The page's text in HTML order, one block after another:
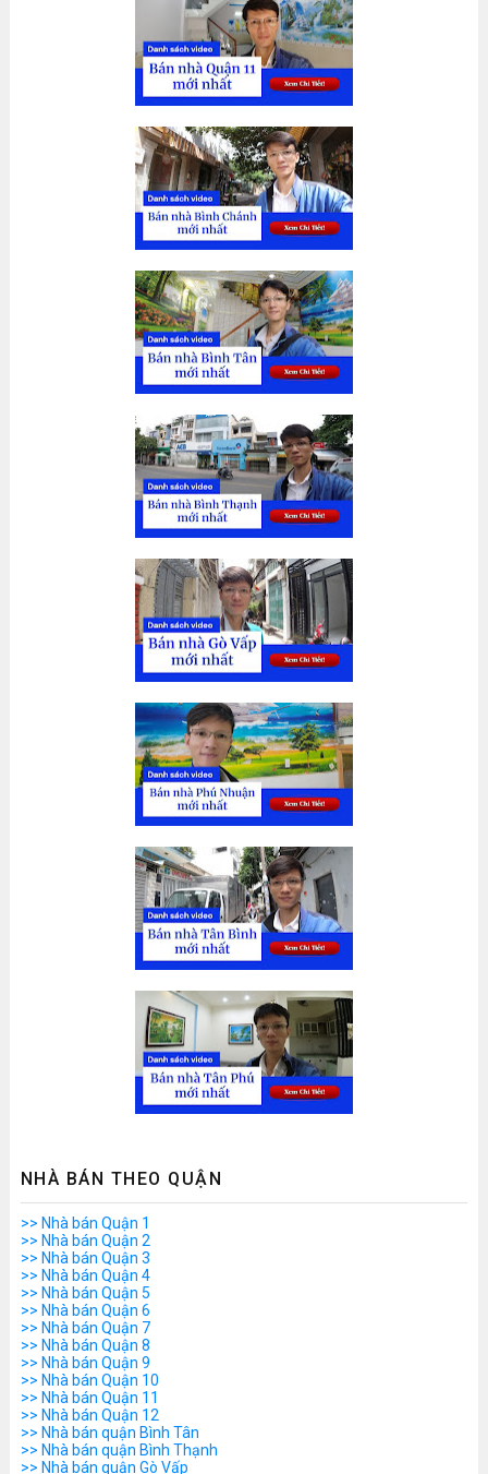
NHÀ BÁN THEO QUẬN
>> Nhà bán Quận 1
>> Nhà bán Quận 2
>> Nhà bán Quận 3
>> Nhà bán Quận 4
>> Nhà bán Quận 5
>> Nhà bán Quận 6
>> Nhà bán Quận 7
>> Nhà bán Quận 8
>> Nhà bán Quận 9
>> Nhà bán Quận 10
>> Nhà bán Quận 11
>> Nhà bán Quận 12
>> Nhà bán quận Bình Tân
>> Nhà bán quận Bình Thạnh
>> Nhà bán quận Gò Vấp